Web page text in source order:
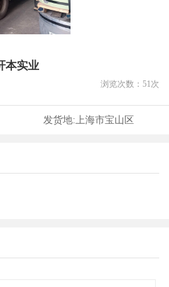
本实业
浏览次数： 51 次
发货地:上海市宝山区